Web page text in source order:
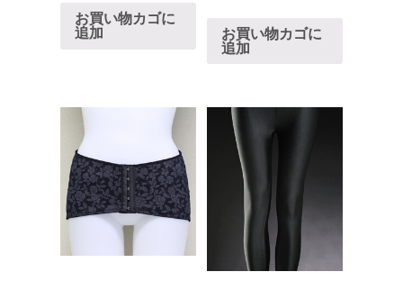
お買い物カゴに
追加
お買い物カゴに
追加